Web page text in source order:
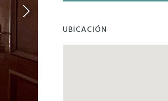
UBICACIÓN